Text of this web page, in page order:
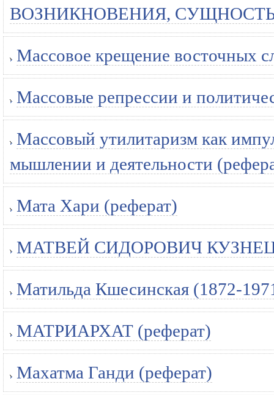
ВОЗНИКНОВЕНИЯ, СУЩНОСТЬ,
Массовое крещение восточных
Массовые репрессии и
Массовый утилитаризм как
мышлении и деятельности
Мата Хари (реферат)
МАТВЕЙ СИДОРОВИЧ
Матильда Кшесинская (1872-
МАТРИАРХАТ (реферат)
Махатма Ганди (реферат)